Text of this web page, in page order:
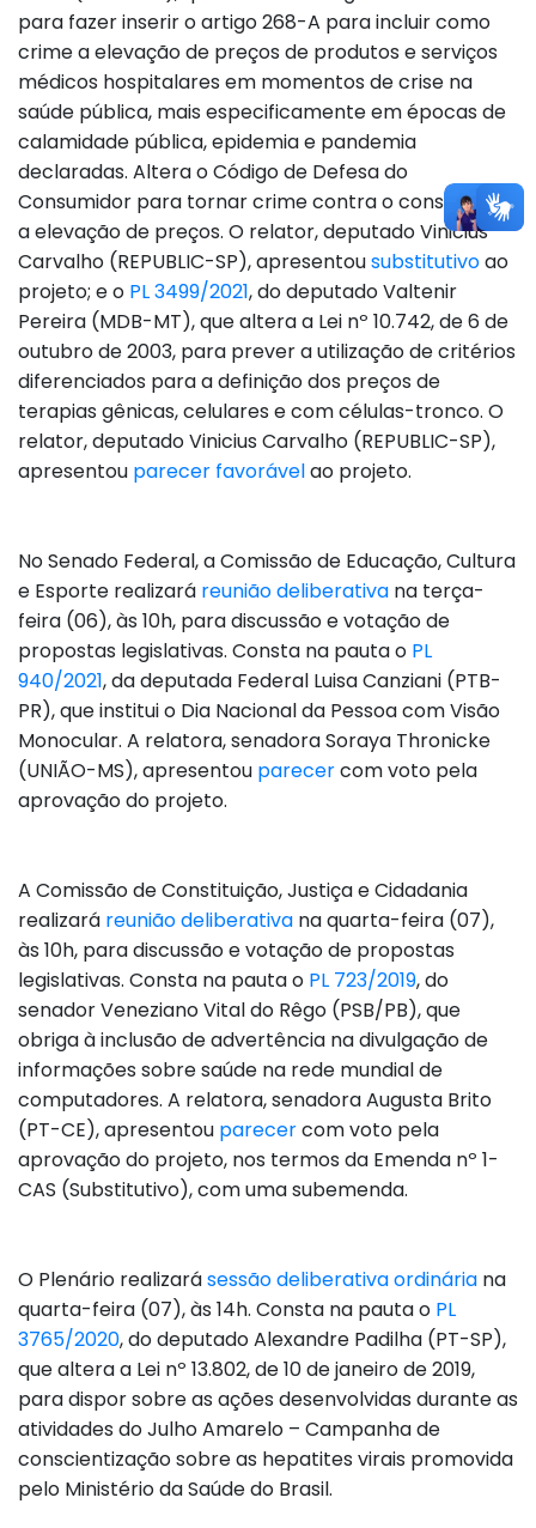
para fazer inserir o artigo 268-A para incluir como
crime a elevação de preços de produtos e serviços
médicos hospitalares em momentos de crise na
saúde pública, mais especificamente em épocas de
calamidade pública, epidemia e pandemia
declaradas. Altera o Código de Defesa do
Consumidor para tornar crime contra o consumidor
a elevação de preços. O relator, deputado Vinicius
Carvalho (REPUBLIC-SP), apresentousubstitutivoao
projeto; e o PL 3499/2021, do deputado Valtenir
Pereira (MDB-MT), que altera a Lei nº 10.742, de 6 de
outubro de 2003, para prever a utilização de critérios
diferenciados para a definição dos preços de
terapias gênicas, celulares e com células-tronco. O
relator, deputado Vinicius Carvalho (REPUBLIC-SP),
apresentou parecer favorávelao projeto.
No Senado Federal, a Comissão de Educação, Cultura
e Esporte realizará reunião deliberativa na terça-
feira (06), às 10h, para discussão e votação de
propostas legislativas. Consta na pauta o PL
940/2021, da deputada Federal Luisa Canziani (PTB-
PR), que institui o Dia Nacional da Pessoa com Visão
Monocular. A relatora, senadora Soraya Thronicke
(UNIÃO-MS), apresentou parecercom voto pela
aprovação do projeto.
A Comissão de Constituição, Justiça e Cidadania
realizará reunião deliberativa na quarta-feira (07),
às 10h, para discussão e votação de propostas
legislativas. Consta na pauta o PL 723/2019, do
senador Veneziano Vital do Rêgo (PSB/PB), que
obriga à inclusão de advertência na divulgação de
informações sobre saúde na rede mundial de
computadores. A relatora, senadora Augusta Brito
(PT-CE), apresentou parecercom voto pela
aprovação do projeto, nos termos da Emenda nº 1-
CAS (Substitutivo), com uma subemenda.
O Plenário realizarásessão deliberativa ordinária na
quarta-feira (07), às 14h. Consta na pauta o PL
3765/2020, do deputado Alexandre Padilha (PT-SP),
que altera a Lei nº 13.802, de 10 de janeiro de 2019,
para dispor sobre as ações desenvolvidas durante as
atividades do Julho Amarelo – Campanha de
conscientização sobre as hepatites virais promovida
pelo Ministério da Saúde do Brasil.